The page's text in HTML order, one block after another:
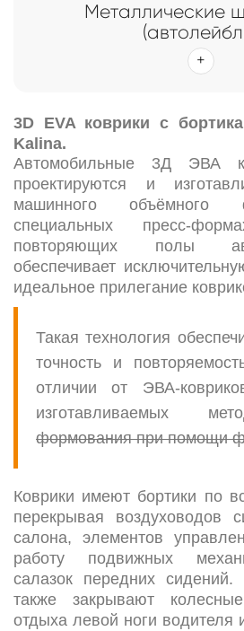
Металлические
3D EVA коврики c
Kalina.
Автомобильные 3Д ЭВА
проектируются и
машинного объёмного
специальных пресс-
повторяющих полы
обеспечивает
идеальное прилегание
Такая технология
точность и
отличии от ЭВА-
изготавливаемых
формования при помощи
Коврики имеют бортики по
перекрывая воздуховодов
салона, элементов
работу подвижных
салазок передних сидений.
также закрывают
отдыха левой ноги водителя